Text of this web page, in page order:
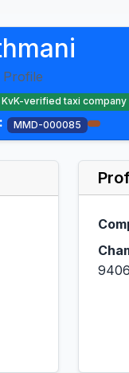
KvK-verified taxi company
MMD-000085